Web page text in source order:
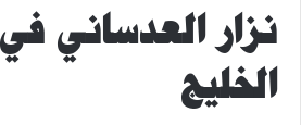
نزار العدساني
الخليج